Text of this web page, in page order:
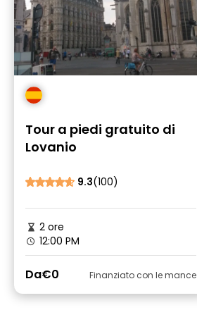
Tour a piedi gratuito di
Lovanio
9.3(100)
2 ore
12:00 PM
Da€0 Finanziato con le mance